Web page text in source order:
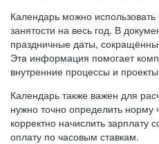
Календарь можно
занятости на весь год. В
праздничные даты,
Эта информация помогает
внутренние процессы и
Календарь также важен для
нужно точно определить норму
корректно начислить зарплату
оплату по часовым ставкам.